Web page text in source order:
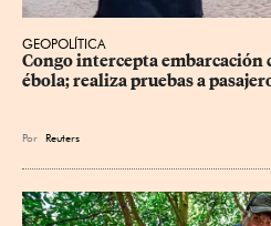
GEOPOLÍTICA
Congo intercepta embarcación
ébola; realiza pruebas a
Por Reuters